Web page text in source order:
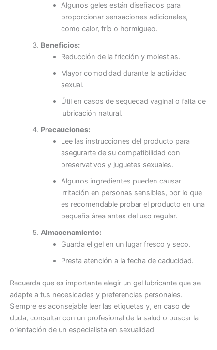
Algunos geles están diseñados para
proporcionar sensaciones adicionales,
como calor, frío o hormigueo.
Beneficios:
Reducción de la fricción y molestias.
Mayor comodidad durante la actividad
sexual.
Útil en casos de sequedad vaginal o falta de
lubricación natural.
Precauciones:
Lee las instrucciones del producto para
asegurarte de su compatibilidad con
preservativos y juguetes sexuales.
Algunos ingredientes pueden causar
irritación en personas sensibles, por lo que
es recomendable probar el producto en una
pequeña área antes del uso regular.
Almacenamiento:
Guarda el gel en un lugar fresco y seco.
Presta atención a la fecha de caducidad.
Recuerda que es importante elegir un gel lubricante que se
adapte a tus necesidades y preferencias personales.
Siempre es aconsejable leer las etiquetas y, en caso de
duda, consultar con un profesional de la salud o buscar la
orientación de un especialista en sexualidad.